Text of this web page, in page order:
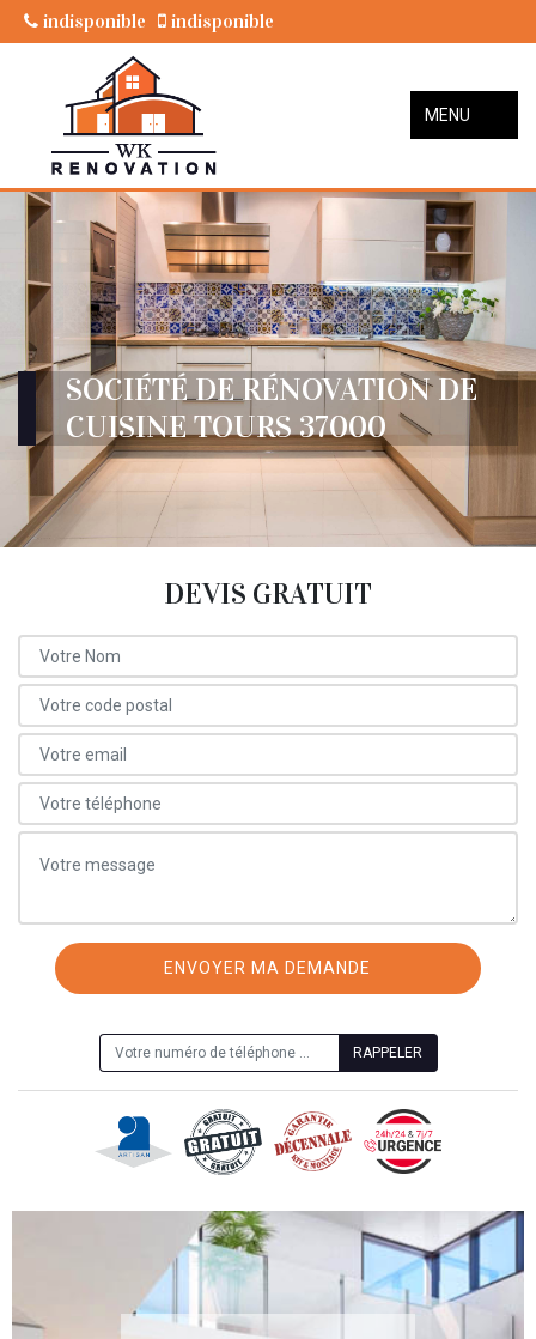
indisponible indisponible
MENU
SOCIÉTÉ DE RÉNOVATION DE
CUISINE TOURS 37000
DEVIS GRATUIT